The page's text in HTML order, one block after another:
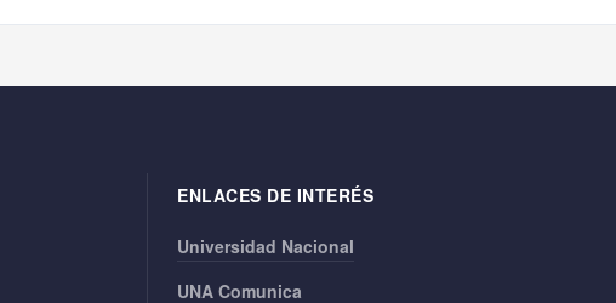
ENLACES DE INTERÉS
Universidad Nacional
UNA Comunica